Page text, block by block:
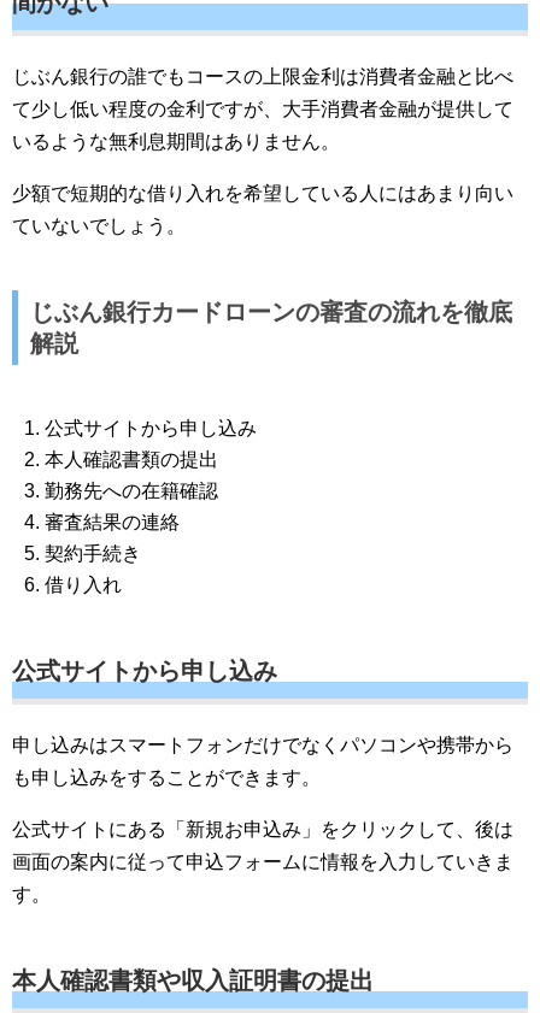
じぶん銀行の誰でもコースの上限金利は消費者金融と比べ
て少し低い程度の金利ですが、大手消費者金融が提供して
いるような無利息期間はありません。
少額で短期的な借り入れを希望している人にはあまり向い
ていないでしょう。
じぶん銀行カードローンの審査の流れを徹底
解説
公式サイトから申し込み
本人確認書類の提出
勤務先への在籍確認
審査結果の連絡
契約手続き
借り入れ
公式サイトから申し込み
申し込みはスマートフォンだけでなくパソコンや携帯から
も申し込みをすることができます。
公式サイトにある「新規お申込み」をクリックして、後は
画面の案内に従って申込フォームに情報を入力していきま
す。
本人確認書類や収入証明書の提出